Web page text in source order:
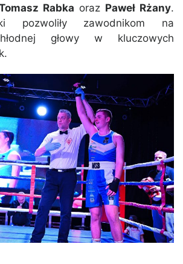
Rabka oraz Paweł Rżany.
pozwoliły zawodnikom na
głowy w kluczowych